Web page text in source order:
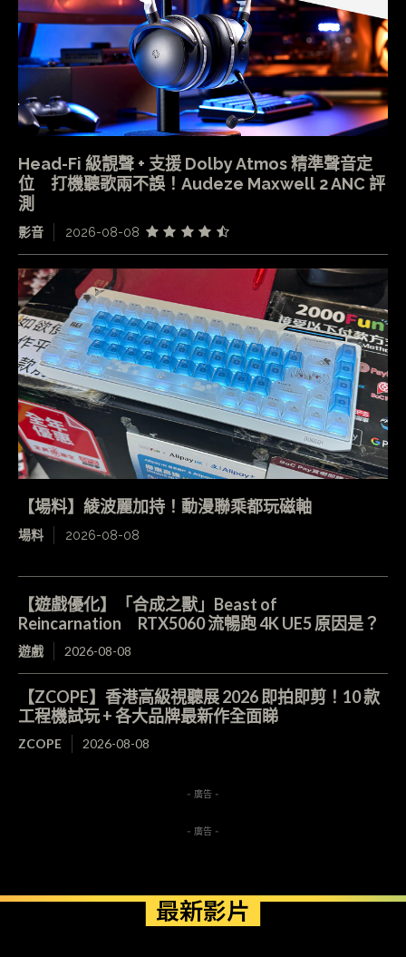
Head-Fi 級靚聲 + 支援 Dolby Atmos 精準聲音定
位 打機聽歌兩不誤！Audeze Maxwell 2 ANC 評
測
影音 2026-08-08
【場料】綾波麗加持！動漫聯乘都玩磁軸
場料 2026-08-08
【遊戲優化】「合成之獸」Beast of
Reincarnation RTX5060 流暢跑 4K UE5 原因是？
遊戲 2026-08-08
【ZCOPE】香港高級視聽展 2026 即拍即剪！10 款
工程機試玩 + 各大品牌最新作全面睇
ZCOPE 2026-08-08
- 廣告 -
- 廣告 -
最新影片